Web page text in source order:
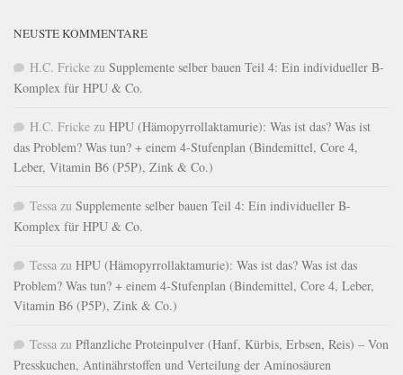
NEUSTE KOMMENTARE
H.C. Fricke zu Supplemente selber bauen Teil 4: Ein individueller B-
Komplex für HPU & Co.
H.C. Fricke zu HPU (Hämopyrrollaktamurie): Was ist das? Was ist
das Problem? Was tun? + einem 4-Stufenplan (Bindemittel, Core 4,
Leber, Vitamin B6 (P5P), Zink & Co.)
Tessa zu Supplemente selber bauen Teil 4: Ein individueller B-
Komplex für HPU & Co.
Tessa zu HPU (Hämopyrrollaktamurie): Was ist das? Was ist das
Problem? Was tun? + einem 4-Stufenplan (Bindemittel, Core 4, Leber,
Vitamin B6 (P5P), Zink & Co.)
Tessa zu Pflanzliche Proteinpulver (Hanf, Kürbis, Erbsen, Reis) – Von
Presskuchen, Antinährstoffen und Verteilung der Aminosäuren